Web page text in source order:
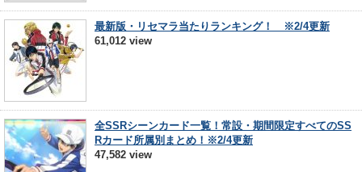
最新版・リセマラ当たりランキング！ ※2/4更新
61,012 view
全SSRシーンカード一覧！常設・期間限定すべてのSS
Rカード所属別まとめ！※2/4更新
47,582 view